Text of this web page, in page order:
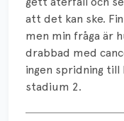
att det kan ske.
men min fråga är
drabbad med
ingen spridning till
stadium 2.
Visa svar
Läkemedel
Typ av bröstcancer
Smärta